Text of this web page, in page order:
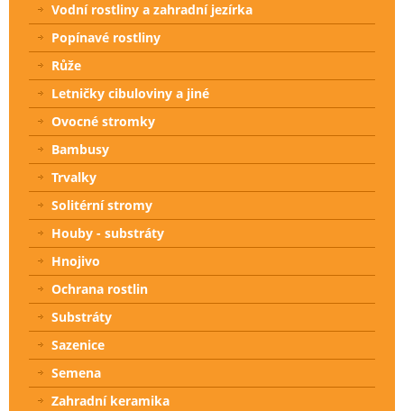
Vodní rostliny a zahradní jezírka
Popínavé rostliny
Růže
Letničky cibuloviny a jiné
Ovocné stromky
Bambusy
Trvalky
Solitérní stromy
Houby - substráty
Hnojivo
Ochrana rostlin
Substráty
Sazenice
Semena
Zahradní keramika